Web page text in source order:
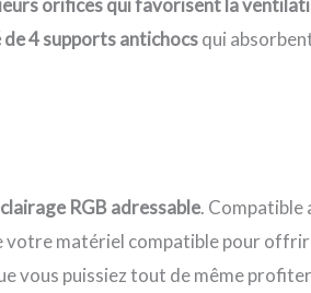
orifices qui favorisent la
4 supports antichocsqui
RGB adressable. Compatible
matériel compatible pour
vous puissiez tout de même profiter